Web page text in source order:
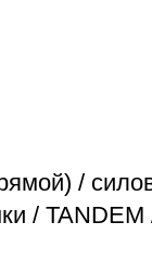
/
/